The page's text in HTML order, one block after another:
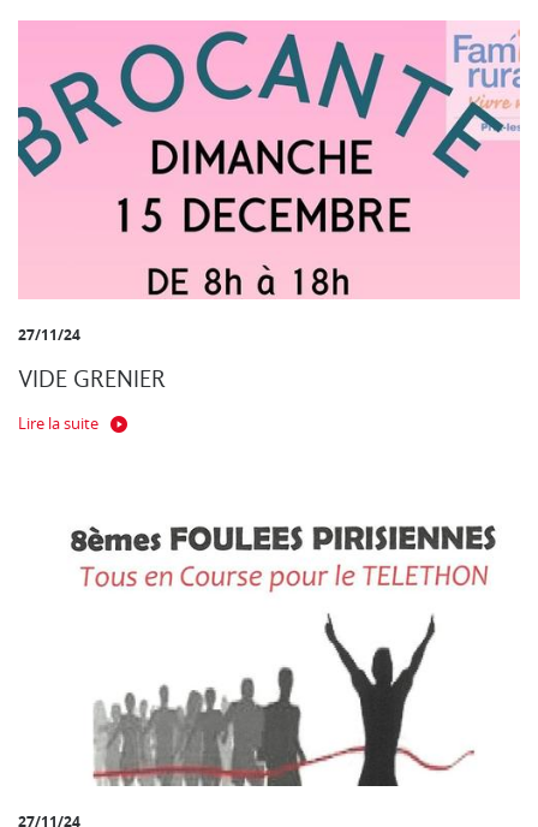
27/11/24
VIDE GRENIER
Lire la suite
27/11/24